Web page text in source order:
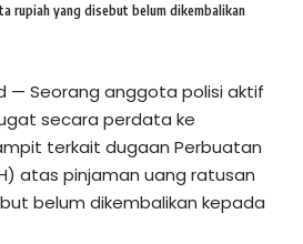
rupiah yang disebut belum dikembalikan
— Seorang anggota polisi aktif
secara perdata ke
terkait dugaan Perbuatan
atas pinjaman uang ratusan
belum dikembalikan kepada